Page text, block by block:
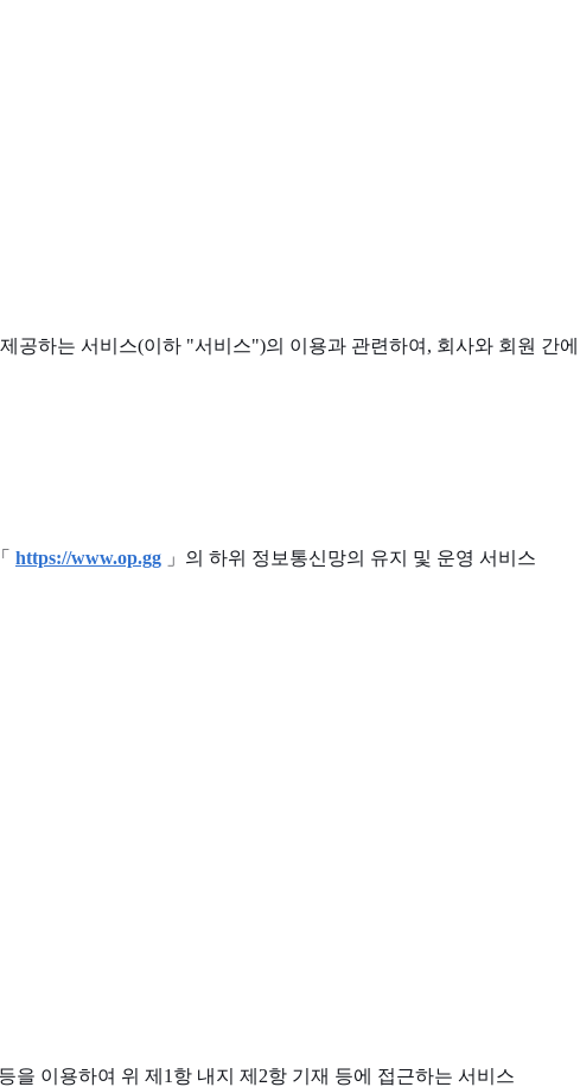
공하는 서비스(이하 "서비스")의 이용과 관련하여, 회사와 회원 간
https://www.op.gg 」의 하위 정보통신망의 유지 및 운영 서비스
을 이용하여 위 제1항 내지 제2항 기재 등에 접근하는 서비스